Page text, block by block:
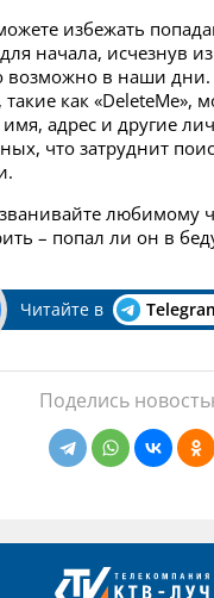
избежать
начала, исчезнув
возможно в наши
как «DeleteMe»,
адрес и другие
что затруднит
любимому
– попал ли он в
Читайте в
Поделись